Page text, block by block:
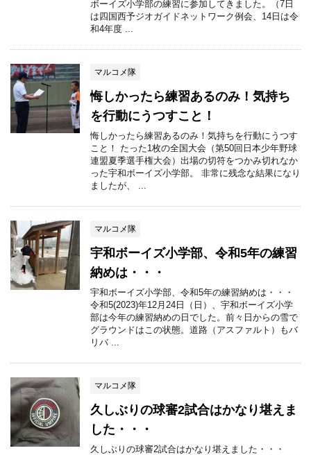
ボーイズ小学部の練習に参加してきました。（7日
は四国西予ジオガイドネットワーク例会、14日は令
和4年度 ...
マルコメ隊
悔しかったら練習あるのみ！気持ち
を行動にうつすこと！
悔しかったら練習あるのみ！気持ちを行動にうつす
こと！ たった1枚の全国大会（第50回日本少年野球
連盟夏季選手権大会）出場の切符をつかみ切れなか
った宇和ボーイズ小学部。 非常に残念な結果になり
ましたが、 ...
マルコメ隊
宇和ボーイズ小学部、令和5年の練習
納めは・・・
宇和ボーイズ小学部、令和5年の練習納めは・・・
令和5(2023)年12月24日（日）、宇和ボーイズ小学
部は今年の練習納めの日でした。前々日からの雪で
グラウンドはこの状態。道路（アスファルト）もバ
リバ ...
マルコメ隊
久しぶりの球審2試合はかなり堪えま
した・・・
久しぶりの球審2試合はかなり堪えました・・・